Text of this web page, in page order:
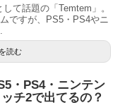
て話題の「Temtem」。
ですが、PS5・PS4やニ
読む
・PS4・ニンテン
チ2で出てるの？